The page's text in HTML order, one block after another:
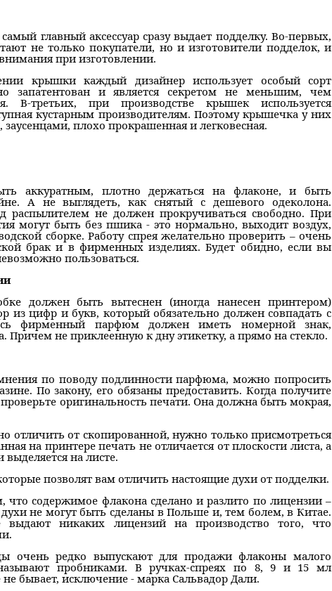
главный аксессуар сразу выдает подделку. Во-первых,
не только покупатели, но и изготовители подделок, и
при изготовлении.
крышки каждый дизайнер использует особый сорт
запатентован и является секретом не меньшим, чем
В-третьих, при производстве крышек используется
кустарным производителям. Поэтому крышечка у них
заусенцами, плохо прокрашенная и легковесная.
аккуратным, плотно держаться на флаконе, и быть
А не выглядеть, как снятый с дешевого одеколона.
распылителем не должен прокручиваться свободно. При
могут быть без пшика - это нормально, выходит воздух,
сборке. Работу спрея желательно проверить – очень
брак и в фирменных изделиях. Будет обидно, если вы
пользоваться.
должен быть вытеснен (иногда нанесен принтером)
из цифр и букв, который обязательно должен совпадать с
фирменный парфюм должен иметь номерной знак,
Причем не приклеенную к дну этикетку, а прямо на стекло.
по поводу подлинности парфюма, можно попросить
По закону, его обязаны предоставить. Когда получите
оригинальность печати. Она должна быть мокрая,
отличить от скопированной, нужно только присмотреться
на принтере печать не отличается от плоскости листа, а
на листе.
позволят вам отличить настоящие духи от подделки.
что содержимое флакона сделано и разлито по лицензии –
не могут быть сделаны в Польше и, тем болем, в Китае.
никаких лицензий на производство того, что
очень редко выпускают для продажи флаконы малого
пробниками. В ручках-спреях по 8, 9 и 15 мл
бывает, исключение - марка Сальвадор Дали.